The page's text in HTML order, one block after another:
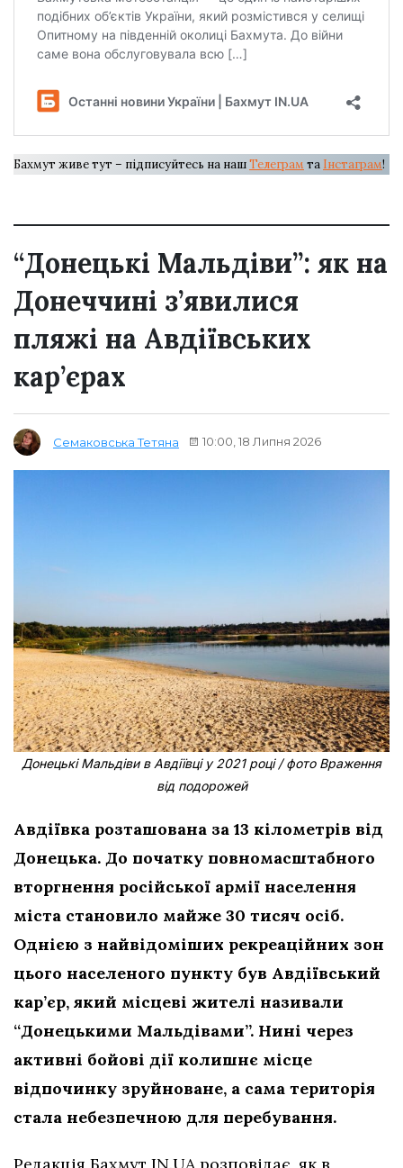
Бахмут живе тут – підписуйтесь на нашТелеграм та Інстаграм!
“Донецькі Мальдіви”: як на
Донеччині з’явилися
пляжі на Авдіївських
кар’єрах
Семаковська Тетяна 10:00, 18 Липня 2026
Донецькі Мальдіви в Авдіївці у 2021 році / фото Враження
від подорожей
Авдіївка розташована за 13 кілометрів від
Донецька. До початку повномасштабного
вторгнення російської армії населення
міста становило майже 30 тисяч осіб.
Однією з найвідоміших рекреаційних зон
цього населеного пункту був Авдіївський
кар’єр, який місцеві жителі називали
“Донецькими Мальдівами”. Нині через
активні бойові дії колишнє місце
відпочинку зруйноване, а сама територія
стала небезпечною для перебування.